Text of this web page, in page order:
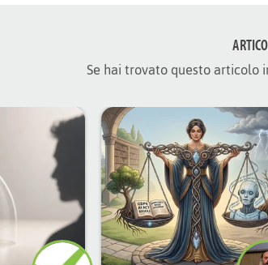
Se hai trovato questo articolo